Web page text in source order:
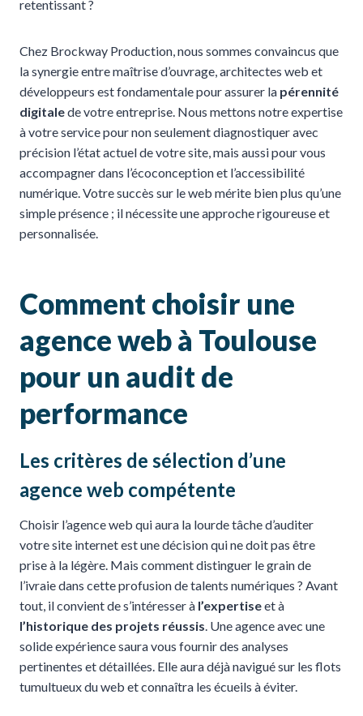
retentissant ?
Chez Brockway Production, nous sommes convaincus que
la synergie entre maîtrise d’ouvrage, architectes web et
développeurs est fondamentale pour assurer la pérennité
digitalede votre entreprise. Nous mettons notre expertise
à votre service pour non seulement diagnostiquer avec
précision l’état actuel de votre site, mais aussi pour vous
accompagner dans l’écoconception et l’accessibilité
numérique. Votre succès sur le web mérite bien plus qu’une
simple présence ; il nécessite une approche rigoureuse et
personnalisée.
Comment choisir une
agence web à Toulouse
pour un audit de
performance
Les critères de sélection d’une
agence web compétente
Choisir l’agence web qui aura la lourde tâche d’auditer
votre site internet est une décision qui ne doit pas être
prise à la légère. Mais comment distinguer le grain de
l’ivraie dans cette profusion de talents numériques ? Avant
tout, il convient de s’intéresser à l’expertiseet à
l’historique des projets réussis . Une agence avec une
solide expérience saura vous fournir des analyses
pertinentes et détaillées. Elle aura déjà navigué sur les flots
tumultueux du web et connaîtra les écueils à éviter.